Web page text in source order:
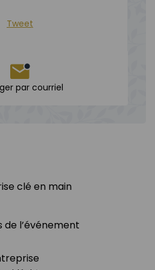
Tweet
par courriel
clé en main
l’événement